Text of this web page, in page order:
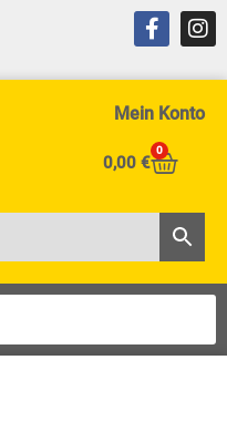
Mein Konto
0,00 €
0